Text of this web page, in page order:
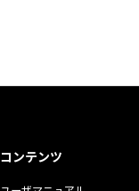
コンテンツ